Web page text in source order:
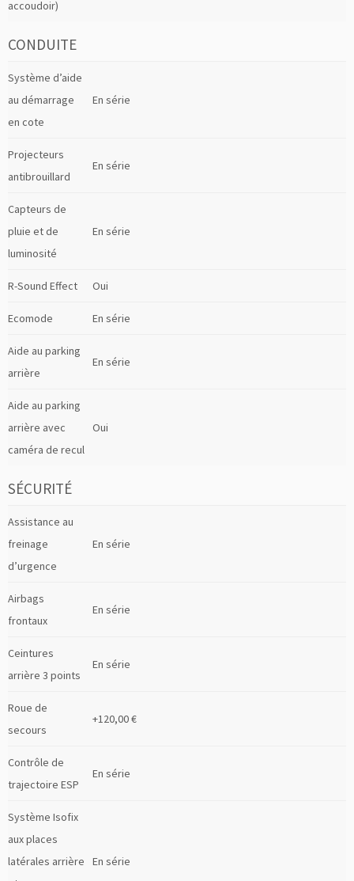
accoudoir)
CONDUITE
Système d’aide
au démarrage
en cote
En série
Projecteurs
antibrouillard
En série
Capteurs de
pluie et de
luminosité
En série
R-Sound Effect Oui
Ecomode En série
Aide au parking
arrière
En série
Aide au parking
arrière avec
caméra de recul
Oui
SÉCURITÉ
Assistance au
freinage
d’urgence
En série
Airbags
frontaux
En série
Ceintures
arrière 3 points
En série
Roue de
secours
+120,00 €
Contrôle de
trajectoire ESP
En série
Système Isofix
aux places
latérales arrière
En série